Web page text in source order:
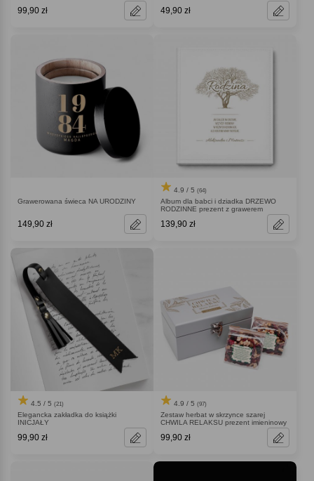
99,90 zł 49,90 zł
Grawerowana świeca NA URODZINY
149,90 zł
4.9 / 5 (64)
Album dla babci i dziadka DRZEWO
RODZINNE prezent z grawerem
139,90 zł
4.5 / 5 (21)
Elegancka zakładka do książki
INICJAŁY
99,90 zł
4.9 / 5 (97)
Zestaw herbat w skrzynce szarej
CHWILA RELAKSU prezent imieninowy
99,90 zł